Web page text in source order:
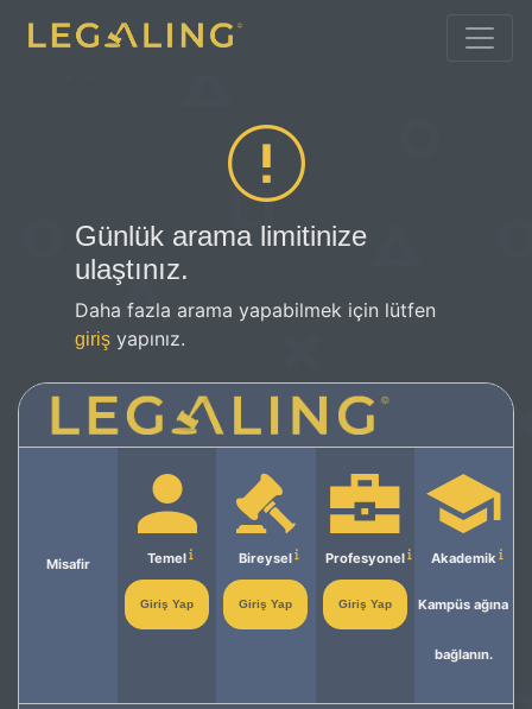
Günlük arama limitinize
ulaştınız.
Daha fazla arama yapabilmek için lütfen
giriş yapınız.
Misafir Temel
Giriş Yap
Bireysel
Giriş Yap
Profesyonel
Giriş Yap
Akademik
Kampüs ağına
bağlanın.